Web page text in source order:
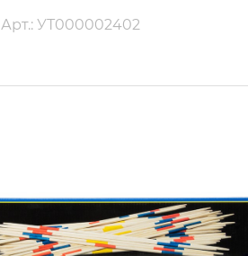
Арт.: УТ000002402